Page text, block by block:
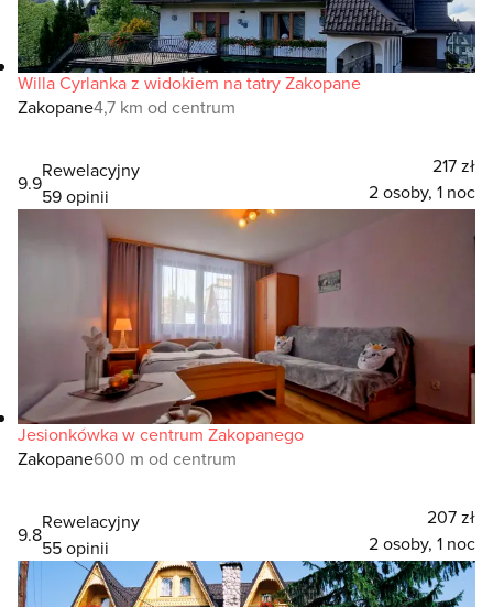
Willa Cyrlanka z widokiem na tatry Zakopane
Zakopane4,7 km od centrum
9.9
Rewelacyjny
59 opinii
217 zł
2 osoby, 1 noc
Jesionkówka w centrum Zakopanego
Zakopane600 m od centrum
9.8
Rewelacyjny
55 opinii
207 zł
2 osoby, 1 noc